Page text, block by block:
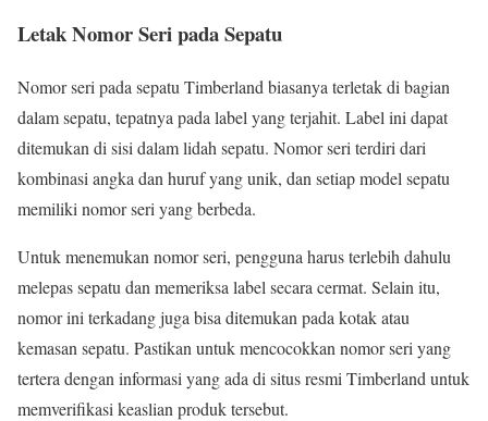
Letak Nomor Seri pada Sepatu
Nomor seri pada sepatu Timberland biasanya terletak di bagian
dalam sepatu, tepatnya pada label yang terjahit. Label ini dapat
ditemukan di sisi dalam lidah sepatu. Nomor seri terdiri dari
kombinasi angka dan huruf yang unik, dan setiap model sepatu
memiliki nomor seri yang berbeda.
Untuk menemukan nomor seri, pengguna harus terlebih dahulu
melepas sepatu dan memeriksa label secara cermat. Selain itu,
nomor ini terkadang juga bisa ditemukan pada kotak atau
kemasan sepatu. Pastikan untuk mencocokkan nomor seri yang
tertera dengan informasi yang ada di situs resmi Timberland untuk
memverifikasi keaslian produk tersebut.